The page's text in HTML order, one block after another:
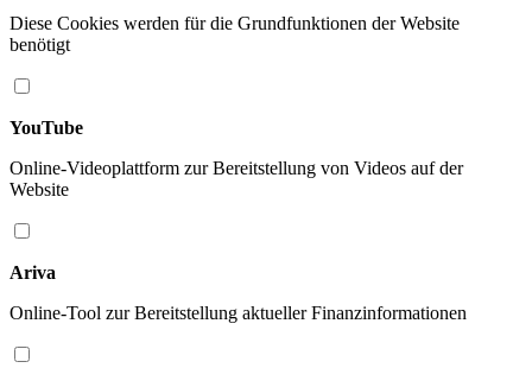
Diese Cookies werden für die Grundfunktionen der Website
benötigt
YouTube
Online-Videoplattform zur Bereitstellung von Videos auf der
Website
Ariva
Online-Tool zur Bereitstellung aktueller Finanzinformationen